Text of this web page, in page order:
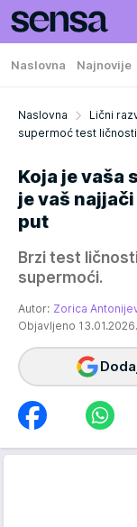
Naslovna Najnovije
Naslovna Lični
supermoć test ličnosti
Koja je vaša
je vaš
put
Brzi test
supermoći.
Autor: Zorica
Objavljeno